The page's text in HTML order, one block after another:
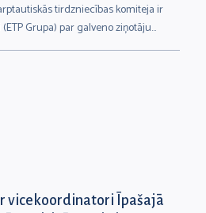
tirdzniecības komiteja ir
Grupa) par galveno ziņotāju
tiks samazināts imports no Krievijas
vicekoordinatori Īpašajā